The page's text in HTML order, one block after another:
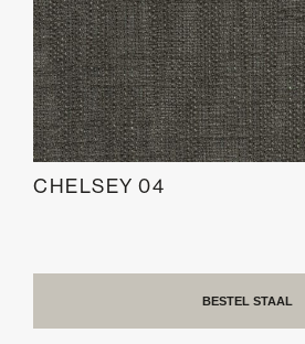
CHELSEY 04
BESTEL STAAL